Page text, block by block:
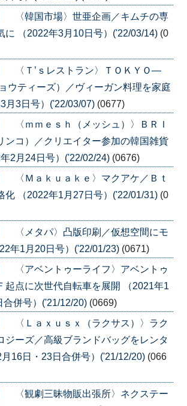
〈韓国市場〉世亜企画／キムチの専
に （2022年3月10日号）('22/03/14) (0
〈Ｔ’ｓレストラン〉ＴＯＫＹＯ―
ウティーズ）／ヴィーガン料理を家庭
月3日号）('22/03/07) (0677)
〈ｍｍｅｓｈ（メッシュ）〉ＢＲＩ
ンコ）／クリエイター参加の韓国雑貨
2月24日号）('22/02/24) (0676)
〈Ｍａｋｕａｋｅ〉マクアケ／Ｂｔ
化 （2022年1月27日号）('22/01/31) (0
〈メタパ〉凸版印刷／仮想空間にモ
年1月20日号）('22/01/23) (0671)
〈アベントゥーライフ〉アベントゥ
起点に次世代自転車を展開 （2021年1
合併号）('21/12/20) (0669)
〈Ｌａｘｕｓｘ（ラクサス）〉ラク
ジーズ／高級ブランドバッグをレンタ
16日・23日合併号）('21/12/20) (066
〈観劇三昧物販出張所〉ネクステー